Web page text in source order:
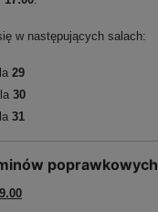
w następujących salach:
29
30
31
poprawkowych